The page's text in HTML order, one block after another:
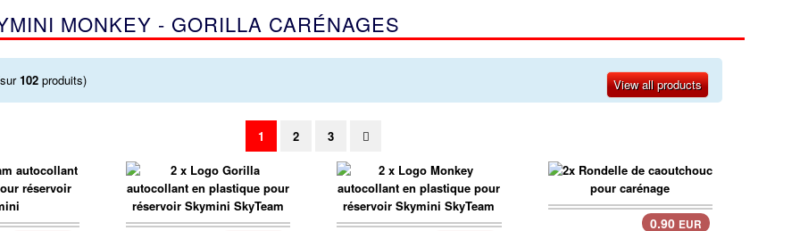
MONKEY - GORILLA CARÉNAGES
102 produits) View all products
1 2 3
0.90 EUR